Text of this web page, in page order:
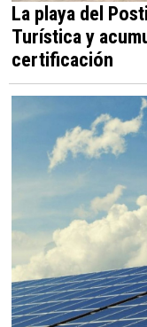
La playa del
Turística y
certificación